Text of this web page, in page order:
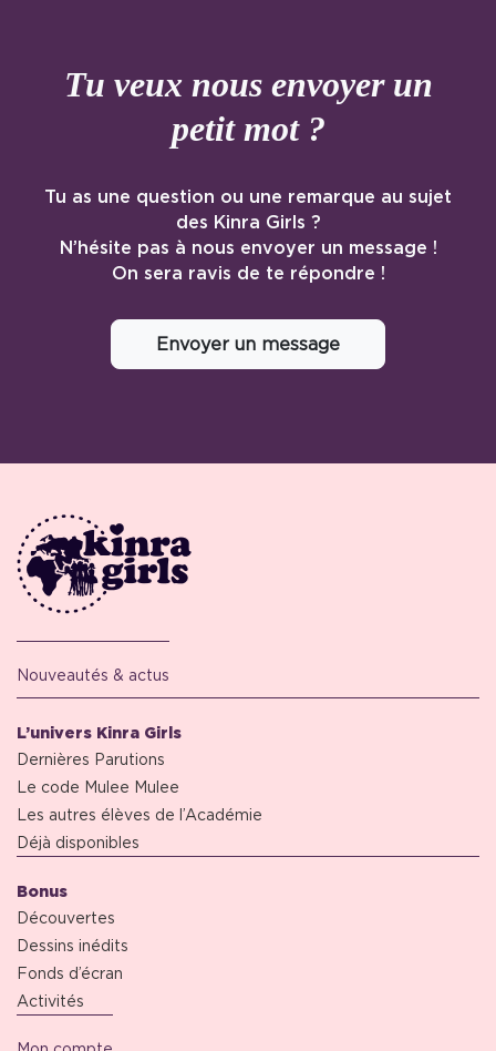
Tu veux nous envoyer un
petit mot ?
Tu as une question ou une remarque au sujet
des Kinra Girls ?
N’hésite pas à nous envoyer un message !
On sera ravis de te répondre !
Envoyer un message
Nouveautés & actus
L’univers Kinra Girls
Dernières Parutions
Le code Mulee Mulee
Les autres élèves de l’Académie
Déjà disponibles
Bonus
Découvertes
Dessins inédits
Fonds d’écran
Activités